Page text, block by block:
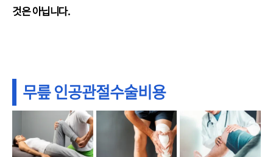
것은 아닙니다.
무릎 인공관절수술비용